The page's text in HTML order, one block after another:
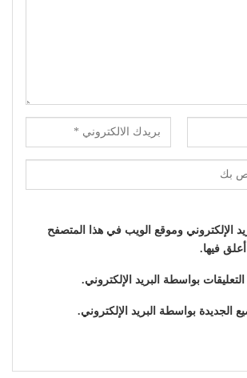
الإلكتروني وموقع الويب في هذا المتصفح
فيها.
التعليقات بواسطة البريد الإلكتروني.
الجديدة بواسطة البريد الإلكتروني.